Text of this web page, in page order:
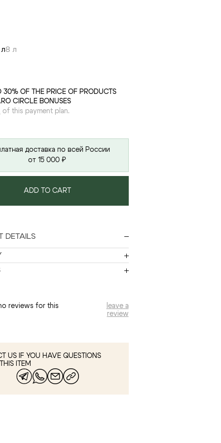
8 л
30% OF THE PRICE OF PRODUCTS
CIRCLE BONUSES
of this payment plan.
доставка по всей России
от 15 000 ₽
ADD TO CART
DETAILS
reviews for this
leave a
review
US IF YOU HAVE QUESTIONS
ITEM